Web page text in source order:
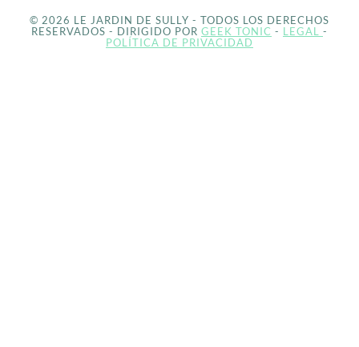
© 2026 LE JARDIN DE SULLY - TODOS LOS DERECHOS
RESERVADOS - DIRIGIDO POR GEEK TONIC - LEGAL -
POLÍTICA DE PRIVACIDAD